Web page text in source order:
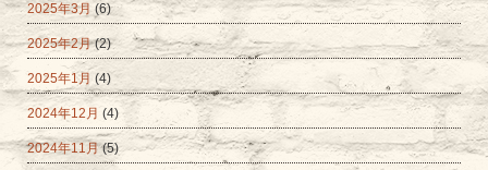
2025年3月 (6)
2025年2月(2)
2025年1月 (4)
2024年12月 (4)
2024年11月(5)